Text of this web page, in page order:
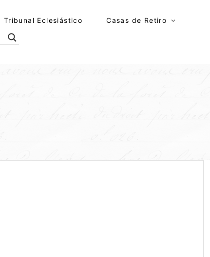
Tribunal Eclesiástico Casas de Retiro